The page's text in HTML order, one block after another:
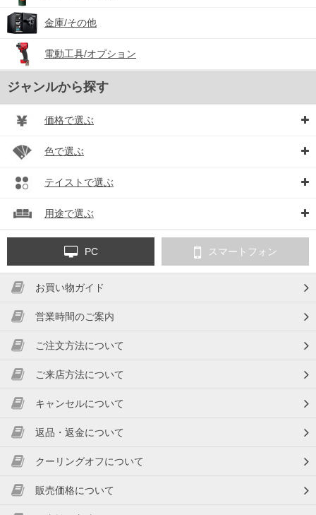
金庫/その他
電動工具/オプション
ジャンルから探す
価格で選ぶ
色で選ぶ
テイストで選ぶ
用途で選ぶ
PC スマートフォン
お買い物ガイド
営業時間のご案内
ご注文方法について
ご来店方法について
キャンセルについて
返品・返金について
クーリングオフについて
販売価格について